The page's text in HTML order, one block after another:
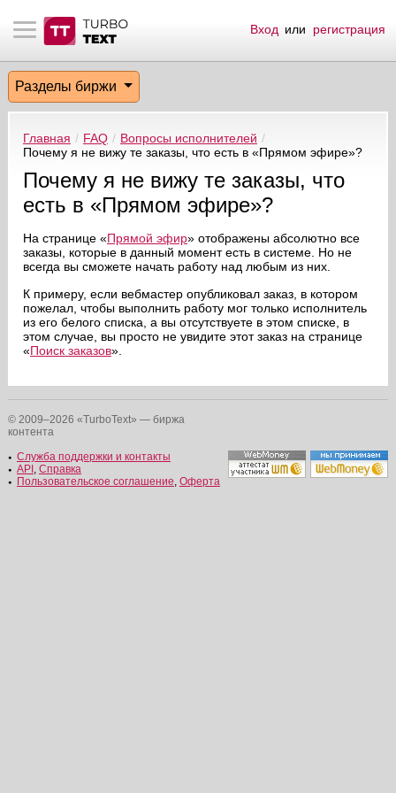
материалы
биржи
пользователи
на сайте
сообщения
по форуму
Вход или регистрация
Разделы биржи
Главная / FAQ / Вопросы исполнителей /
Почему я не вижу те заказы, что есть в «Прямом эфире»?
Почему я не вижу те заказы, что
есть в «Прямом эфире»?
На странице «Прямой эфир» отображены абсолютно все
заказы, которые в данный момент есть в системе. Но не
всегда вы сможете начать работу над любым из них.
К примеру, если вебмастер опубликовал заказ, в котором
пожелал, чтобы выполнить работу мог только исполнитель
из его белого списка, а вы отсутствуете в этом списке, в
этом случае, вы просто не увидите этот заказ на странице
«Поиск заказов».
© 2009–2026 «TurboText» — биржа
контента
Служба поддержки и контакты
API , Справка
Пользовательское соглашение, Оферта